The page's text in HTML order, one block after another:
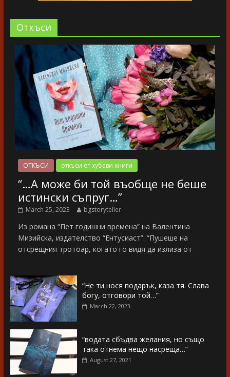
Oткъси
ОТКЪСИ откъси от хубави книги
“…А може би той въобще не беше
истински съпруг…”
March 25, 2023 bgstoryteller
Из романа “Пет годишни времена” на Валентина
Мизийска, издателство “Ентусиаст”. “Пушеше на
отсрещния тротоар, когато го видя да излиза от
“Не ти нося подарък, каза тя. Слава
богу, отговори той…”
March 22, 2023
“водата сбъдва желания, но също
така отнема нещо насреща…”
August 27, 2021